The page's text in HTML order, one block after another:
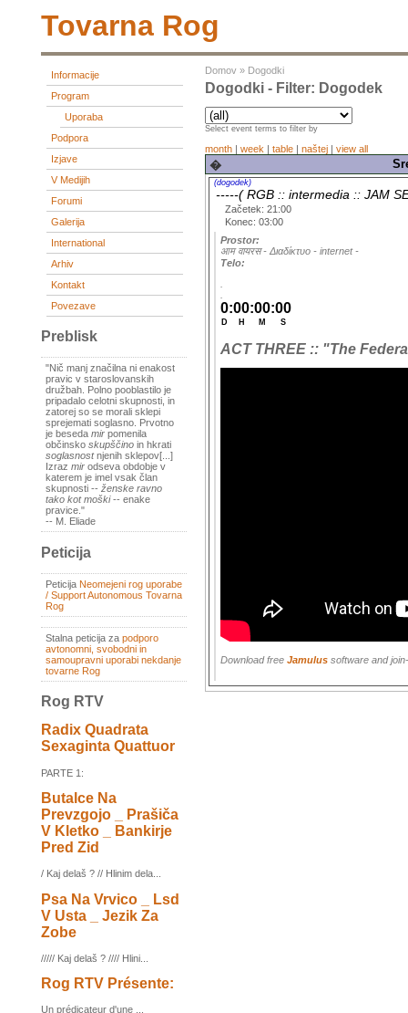
Tovarna Rog
Informacije
Program
Uporaba
Podpora
Izjave
V Medijih
Forumi
Galerija
International
Arhiv
Kontakt
Povezave
Preblisk
"Nič manj značilna ni enakost
pravic v staroslovanskih
družbah. Polno pooblastilo je
pripadalo celotni skupnosti, in
zatorej so se morali sklepi
sprejemati soglasno. Prvotno
je beseda mir pomenila
občinsko skupščino in hkrati
soglasnostnjenih sklepov[...]
Izraz mir odseva obdobje v
katerem je imel vsak član
skupnosti -- ženske ravno
tako kot moški-- enake
pravice."
-- M. Eliade
Peticija
Peticija Neomejeni rog uporabe
/ Support Autonomous Tovarna
Rog
Stalna peticija za podporo
avtonomni, svobodni in
samoupravni uporabi nekdanje
tovarne Rog
Rog RTV
Radix Quadrata
Sexaginta Quattuor
PARTE 1:
Butalce Na
Prevzgojo _ Prašiča
V Kletko _ Bankirje
Pred Zid
/ Kaj delaš ? // Hlinim dela...
Psa Na Vrvico _ Lsd
V Usta _ Jezik Za
Zobe
///// Kaj delaš ? //// Hlini...
Rog RTV Présente:
Un prédicateur d'une ...
Domov » Dogodki
Dogodki - Filter: Dogodek
Select event terms to filter by
month | week | table | naštej | view all
�
(dogodek)
-----( RGB :: intermedia :: JAM
Začetek: 21:00
Konec: 03:00
Prostor:
आम वायरस - Διαδίκτυο - internet -
Telo:
ACT THREE :: "The
Download free Jamulussoftware and